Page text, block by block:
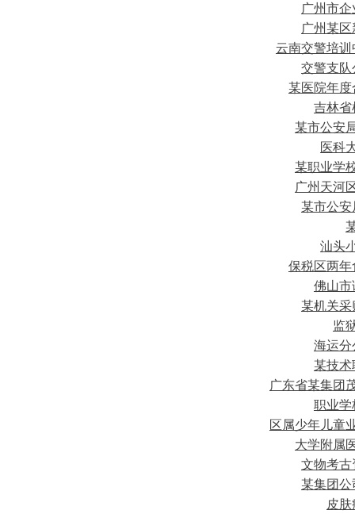
广州市
广州某
云南交警培
交警支队
某医院年
吉林省
某市公安
医科
某职业学
广州天河
某市公
汕头
保税区两
佛山市
某机关
监
海运分
某技
广东省某集团
职业学
区属少年儿童
大学附属
文物考古
某集团
皮